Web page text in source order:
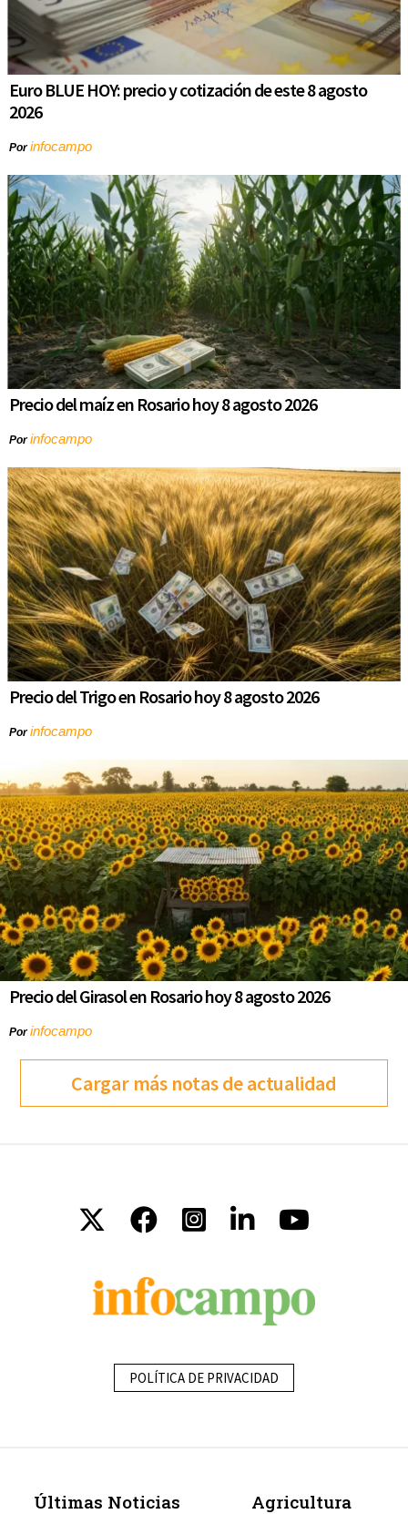
Euro BLUE HOY: precio y cotización de este 8 agosto
2026
Porinfocampo
Precio del maíz en Rosario hoy 8 agosto 2026
Porinfocampo
Precio del Trigo en Rosario hoy 8 agosto 2026
Porinfocampo
Precio del Girasol en Rosario hoy 8 agosto 2026
Porinfocampo
Cargar más notas de actualidad
POLÍTICA DE PRIVACIDAD
Últimas Noticias
Agricultura